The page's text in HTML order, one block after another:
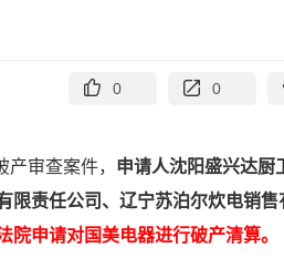
0 0
审查案件， 申请人沈阳盛兴达厨
责任公司、辽宁苏泊尔炊电销售
申请对国美电器进行破产清算。